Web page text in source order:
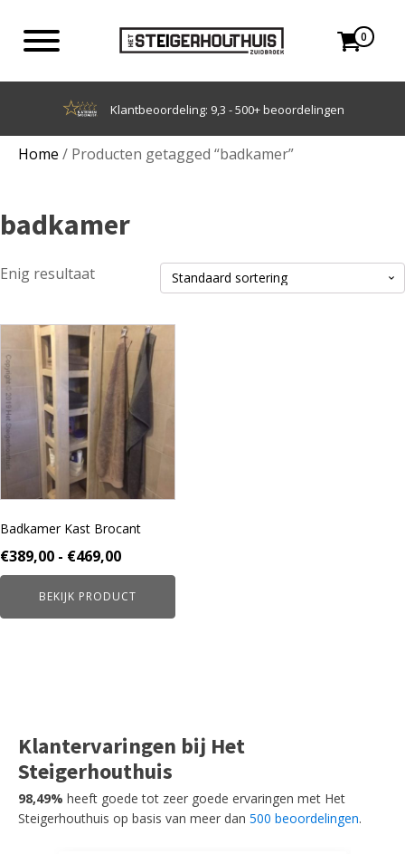
0
9,3 - 500+ beoordelingen
Home / Producten getagged “badkamer”
badkamer
Enig resultaat
Badkamer Kast Brocant
€389,00 - €469,00Prijsklasse:
€389,00
tot
€469,00
BEKIJK PRODUCT
product
heeft
meerdere
variaties.
Deze
optie
kan
gekozen
op
de
productpagina
Klantervaringen bij Het
Steigerhouthuis
98,49% heeft goede tot zeer goede ervaringen met Het
Steigerhouthuis op basis van meer dan 500 beoordelingen.